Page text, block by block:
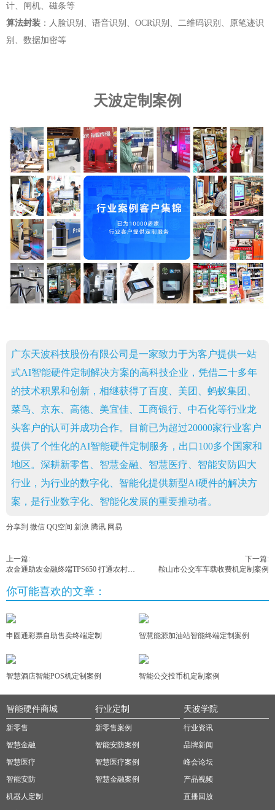
计、闸机、磁条等
算法封装 ：人脸识别、语音识别、OCR识别、二维码识别、原笔迹识
别、数据加密等
天波定制案例
广东天波科技股份有限公司是一家致力于为客户提供一站
式AI智能硬件定制解决方案的高科技企业，凭借二十多年
的技术积累和创新，相继获得了百度、美团、蚂蚁集团、
菜鸟、京东、高德、美宜佳、工商银行、中石化等行业龙
头客户的认可并成功合作。目前已为超过20000家行业客户
提供了个性化的AI智能硬件定制服务，出口100多个国家和
地区。深耕新零售、智慧金融、智慧医疗、智能安防四大
行业，为行业的数字化、智能化提供新型AI硬件的解决方
案，是行业数字化、智能化发展的重要推动者。
分享到 微信 QQ空间 新浪 腾讯 网易
上一篇:
下一篇:
鞍山市公交车车载收费机定制案例
你可能喜欢的文章：
申圆通彩票自助售卖终端定制 智慧能源加油站智能终端定制案例
智慧酒店智能POS机定制案例 智能公交投币机定制案例
智能硬件商城
新零售
智慧金融
智慧医疗
智能安防
机器人定制
行业定制
新零售案例
智能安防案例
智慧医疗案例
智慧金融案例
天波学院
行业资讯
品牌新闻
峰会论坛
产品视频
直播回放